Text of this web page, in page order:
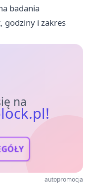
badania
godziny i zakres
na
autopromocja